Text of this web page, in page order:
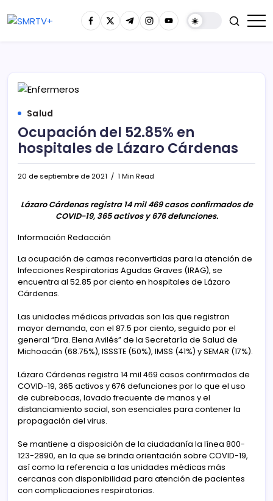
Salud
Ocupación del 52.85% en
hospitales de Lázaro Cárdenas
20 de septiembre de 2021 1 Min Read
Lázaro Cárdenas registra 14 mil 469 casos confirmados de
COVID-19, 365 activos y 676 defunciones.
Información Redacción
La ocupación de camas reconvertidas para la atención de
Infecciones Respiratorias Agudas Graves (IRAG), se
encuentra al 52.85 por ciento en hospitales de Lázaro
Cárdenas.
Las unidades médicas privadas son las que registran
mayor demanda, con el 87.5 por ciento, seguido por el
general “Dra. Elena Avilés” de la Secretaría de Salud de
Michoacán (68.75%), ISSSTE (50%), IMSS (41%) y SEMAR (17%).
Lázaro Cárdenas registra 14 mil 469 casos confirmados de
COVID-19, 365 activos y 676 defunciones por lo que el uso
de cubrebocas, lavado frecuente de manos y el
distanciamiento social, son esenciales para contener la
propagación del virus.
Se mantiene a disposición de la ciudadanía la línea 800-
123-2890, en la que se brinda orientación sobre COVID-19,
así como la referencia a las unidades médicas más
cercanas con disponibilidad para atención de pacientes
con complicaciones respiratorias.